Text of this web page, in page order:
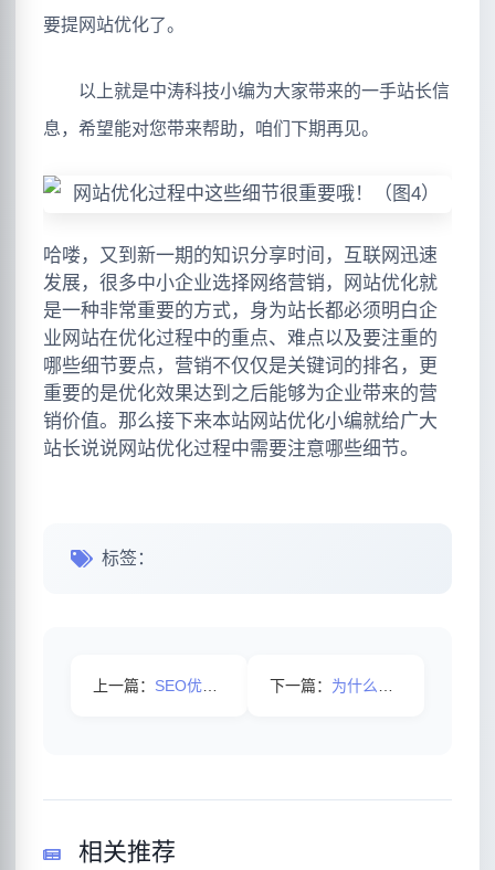
要提网站优化了。
以上就是中涛科技小编为大家带来的一手站长信
息，希望能对您带来帮助，咱们下期再见。
哈喽，又到新一期的知识分享时间，互联网迅速
发展，很多中小企业选择网络营销，网站优化就
是一种非常重要的方式，身为站长都必须明白企
业网站在优化过程中的重点、难点以及要注重的
哪些细节要点，营销不仅仅是关键词的排名，更
重要的是优化效果达到之后能够为企业带来的营
销价值。那么接下来本站网站优化小编就给广大
站长说说网站优化过程中需要注意哪些细节。
标签：
上一篇： SEO优化中网站转化率要从哪方面着手呢？ 下一篇： 为什么搜索引擎重视原创内容呢?
相关推荐